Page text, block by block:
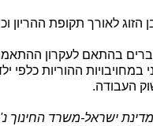
הזוג לאורך תקופת
בהתאם לעקרון
במחויבויות ההוריות
העבודה.